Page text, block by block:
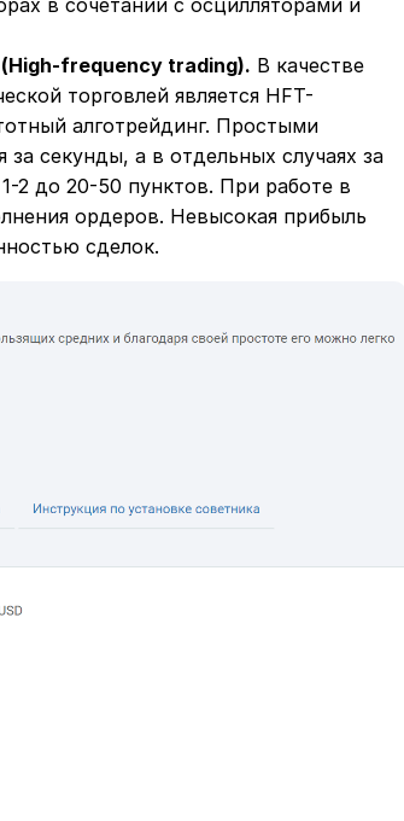
в сочетании с осцилляторами и
frequency trading). В качестве
торговлей является HFT-
алготрейдинг. Простыми
секунды, а в отдельных случаях за
2 до 20-50 пунктов. При работе в
ордеров. Невысокая прибыль
сделок.